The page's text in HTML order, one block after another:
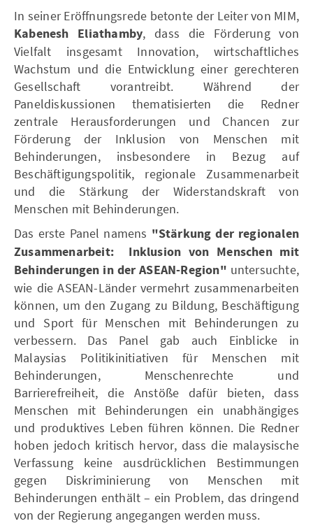
In seiner Eröffnungsrede betonte der Leiter von MIM,
Kabenesh Eliathamby, dass die Förderung von
Vielfalt insgesamt Innovation, wirtschaftliches
Wachstum und die Entwicklung einer gerechteren
Gesellschaft vorantreibt. Während der
Paneldiskussionen thematisierten die Redner
zentrale Herausforderungen und Chancen zur
Förderung der Inklusion von Menschen mit
Behinderungen, insbesondere in Bezug auf
Beschäftigungspolitik, regionale Zusammenarbeit
und die Stärkung der Widerstandskraft von
Menschen mit Behinderungen.
Das erste Panel namens "Stärkung der regionalen
Zusammenarbeit: Inklusion von Menschen mit
Behinderungen in der ASEAN-Region" untersuchte,
wie die ASEAN-Länder vermehrt zusammenarbeiten
können, um den Zugang zu Bildung, Beschäftigung
und Sport für Menschen mit Behinderungen zu
verbessern. Das Panel gab auch Einblicke in
Malaysias Politikinitiativen für Menschen mit
Behinderungen, Menschenrechte und
Barrierefreiheit, die Anstöße dafür bieten, dass
Menschen mit Behinderungen ein unabhängiges
und produktives Leben führen können. Die Redner
hoben jedoch kritisch hervor, dass die malaysische
Verfassung keine ausdrücklichen Bestimmungen
gegen Diskriminierung von Menschen mit
Behinderungen enthält – ein Problem, das dringend
von der Regierung angegangen werden muss.